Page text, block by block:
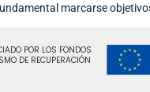
marcarse
POR LOS FONDOS
DE RECUPERACIÓN